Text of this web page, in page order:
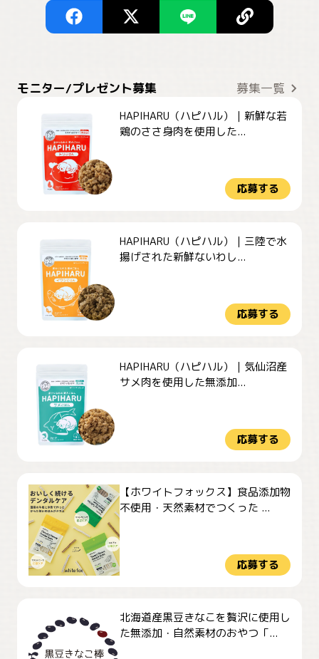
モニター/プレゼント募集 募集一覧
HAPIHARU（ハピハル）｜新鮮な若
鶏のささ身肉を使用した...
応募する
HAPIHARU（ハピハル）｜三陸で水
揚げされた新鮮ないわし...
応募する
HAPIHARU（ハピハル）｜気仙沼産
サメ肉を使用した無添加...
応募する
【ホワイトフォックス】食品添加物
不使用・天然素材でつくった ...
応募する
北海道産黒豆きなこを贅沢に使用し
た無添加・自然素材のおやつ「...